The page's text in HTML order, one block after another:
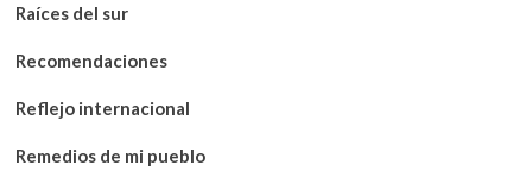
Raíces del sur
Recomendaciones
Reflejo internacional
Remedios de mi pueblo